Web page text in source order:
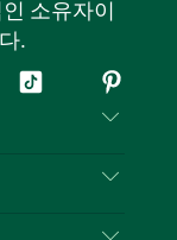
소유자이
.
틱
핀
터
스